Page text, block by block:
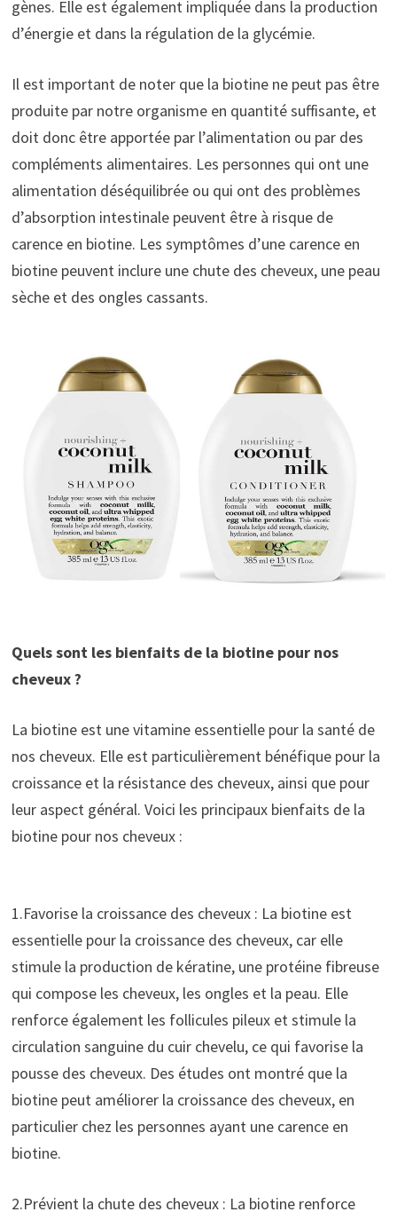
gènes. Elle est également impliquée dans la production
d’énergie et dans la régulation de la glycémie.
Il est important de noter que la biotine ne peut pas être
produite par notre organisme en quantité suffisante, et
doit donc être apportée par l’alimentation ou par des
compléments alimentaires. Les personnes qui ont une
alimentation déséquilibrée ou qui ont des problèmes
d’absorption intestinale peuvent être à risque de
carence en biotine. Les symptômes d’une carence en
biotine peuvent inclure une chute des cheveux, une peau
sèche et des ongles cassants.
Quels sont les bienfaits de la biotine pour nos
cheveux ?
La biotine est une vitamine essentielle pour la santé de
nos cheveux. Elle est particulièrement bénéfique pour la
croissance et la résistance des cheveux, ainsi que pour
leur aspect général. Voici les principaux bienfaits de la
biotine pour nos cheveux :
1.Favorise la croissance des cheveux : La biotine est
essentielle pour la croissance des cheveux, car elle
stimule la production de kératine, une protéine fibreuse
qui compose les cheveux, les ongles et la peau. Elle
renforce également les follicules pileux et stimule la
circulation sanguine du cuir chevelu, ce qui favorise la
pousse des cheveux. Des études ont montré que la
biotine peut améliorer la croissance des cheveux, en
particulier chez les personnes ayant une carence en
biotine.
2.Prévient la chute des cheveux : La biotine renforce